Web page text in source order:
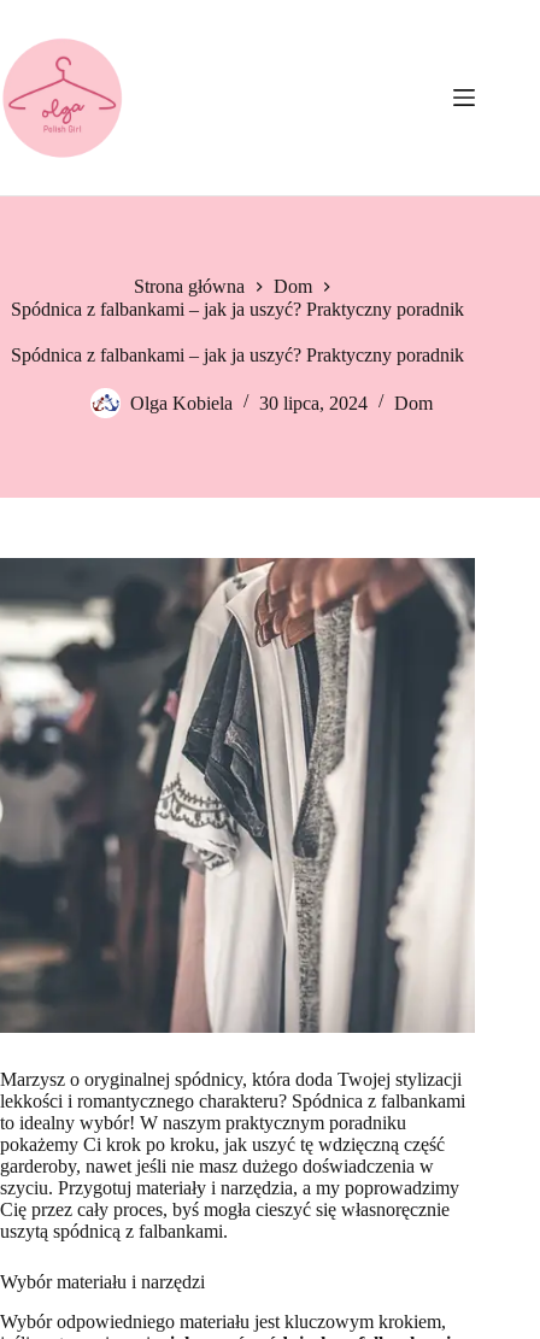
treści
Strona główna
Dom
Spódnica z falbankami – jak ja uszyć? Praktyczny poradnik
Spódnica z falbankami – jak ja uszyć? Praktyczny poradnik
Olga Kobiela 30 lipca, 2024 Dom
Marzysz o oryginalnej spódnicy, która doda Twojej stylizacji
lekkości i romantycznego charakteru? Spódnica z falbankami
to idealny wybór! W naszym praktycznym poradniku
pokażemy Ci krok po kroku, jak uszyć tę wdzięczną część
garderoby, nawet jeśli nie masz dużego doświadczenia w
szyciu. Przygotuj materiały i narzędzia, a my poprowadzimy
Cię przez cały proces, byś mogła cieszyć się własnoręcznie
uszytą spódnicą z falbankami.
Wybór materiału i narzędzi
Wybór odpowiedniego materiału jest kluczowym krokiem,